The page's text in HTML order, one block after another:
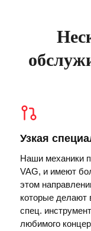
Узкая
Наши механики
VAG, и имеют
этом
которые делают
спец.
любимого